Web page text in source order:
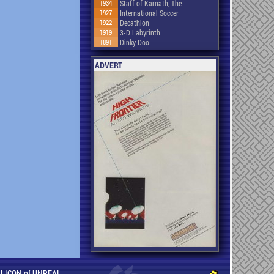
1934 Staff of Karnath, The
1927 International Soccer
1922 Decathlon
1919 3-D Labyrinth
1891 Dinky Doo
ADVERT